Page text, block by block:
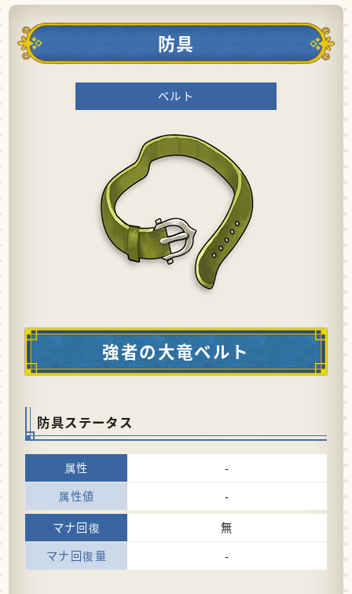
防具
ベルト
強者の大竜ベルト
防具ステータス
-
-
無
-